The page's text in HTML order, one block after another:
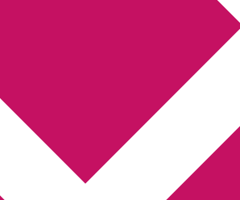
litteratur- och
kriminalromaner, thrillers
Författarfemman
Webbshop Amazon